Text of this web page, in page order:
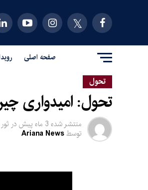
صفحه اصلی
تحول
تحول: امیدواری
منتشر شده 3 ماه پیش در ثور ۲۲, ۱۴۰۵
توسطAriana News